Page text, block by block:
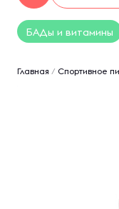
БАДы и витамины
Главная / Спортивное